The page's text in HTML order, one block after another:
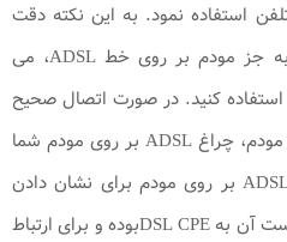
استفاده نمود. به این نکته دقت
فرمایید که به ازای هر دستگاه به جز مودم بر روی خط ADSL، می
استفاده کنید. در صورت اتصال صحیح
کابل تلفن مربوط به خط رانژه به مودم، چراغ ADSL بر روی مودم شما
روشن و ثابت خواهد شد. چراغADSL بر روی مودم برای نشان دادن
وجود دیتا بر روی خط و انتقال درست آن به DSL CPEبوده و برای ارتباط